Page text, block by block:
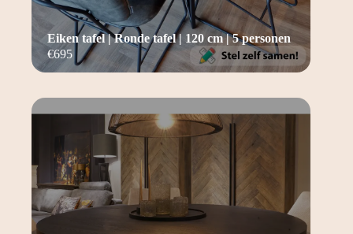
€695
Eiken tafel | Ronde tafel | 120 cm | 5 personen